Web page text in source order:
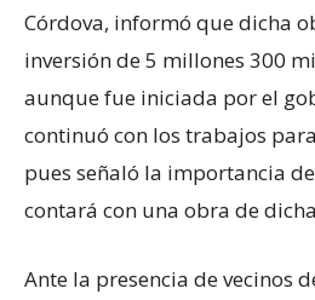
Córdova, informó que dicha
inversión de 5 millones 300
aunque fue iniciada por el
continuó con los trabajos
pues señaló la importancia
contará con una obra de
Ante la presencia de vecinos